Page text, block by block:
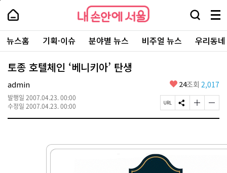
본
로
가
내
손
안
에
서
울
-
서
울
시
대
표
소
내
손
에
울
검
창
열
기
메
뉴
전
체
보
주
요
서
뉴스홈 기획·이슈 분야별 뉴스 비주얼 뉴스 우리동
토종 호텔체인 ‘베니키아’ 탄생
admin
발행일 2007.04.23. 00:00
수정일 2007.04.23. 00:00
좋
요
24조회 2,017
페
이
L
복
사
S
N
하
글
자
게
글
자
게
페
상
단
로